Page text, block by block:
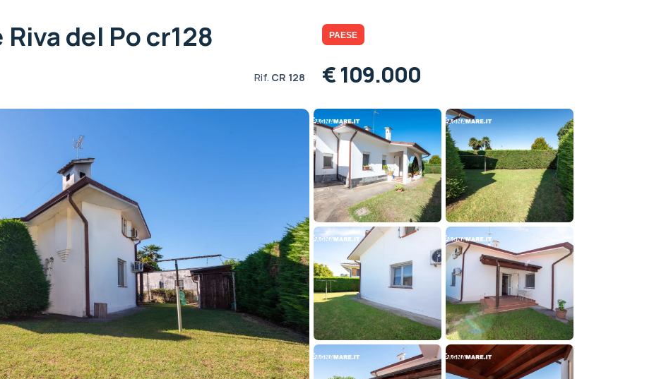
del Po cr128
Rif. CR 128
PAESE
€ 109.000